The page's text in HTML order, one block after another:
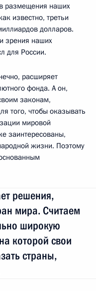
размещения наших
известно, третьи
долларов.
зрения наших
для России.
расширяет
фонда. А он,
законам,
того, чтобы оказывать
мировой
заинтересованы,
жизни. Поэтому
решения,
мира. Считаем
широкую
которой свои
страны,